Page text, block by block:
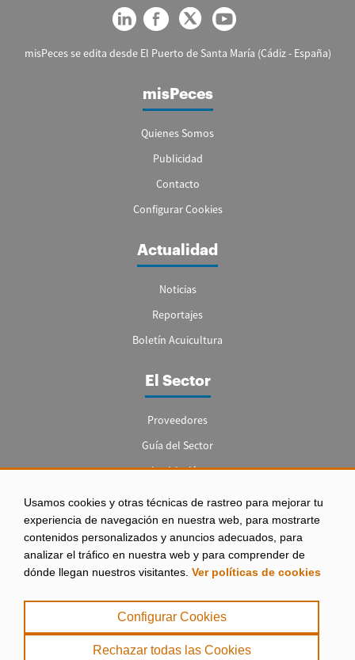
Usamos cookies y otras técnicas de rastreo para mejorar tu
experiencia de navegación en nuestra web, para mostrarte
contenidos personalizados y anuncios adecuados, para
analizar el tráfico en nuestra web y para comprender de
dónde llegan nuestros visitantes. Ver políticas de cookies
Configurar Cookies
Rechazar todas las Cookies
misPeces se edita desde El Puerto de Santa María (Cádiz - España)
misPeces
Quienes Somos
Publicidad
Contacto
Configurar Cookies
Actualidad
Noticias
Reportajes
Boletín Acuicultura
El Sector
Proveedores
Guía del Sector
Legislación
Empleo
Aviso legal
|
Política de Privacidad
|